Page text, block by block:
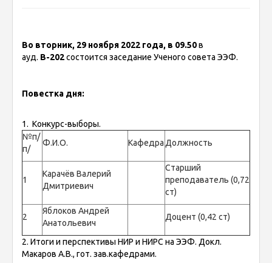
Во вторник, 29 ноября 2022 года, в 09.50в
ауд. В-202состоится заседание Ученого совета ЭЭФ.
Повестка дня:
1. Конкурс-выборы.
№п/
п/
Ф.И.О. КафедраДолжность
1
Карачёв Валерий
Дмитриевич
Старший
преподаватель (0,72
ст)
2
Яблоков Андрей
Анатольевич
Доцент (0,42 ст)
2. Итоги и перспективы НИР и НИРС на ЭЭФ. Докл.
Макаров А.В., гот. зав.кафедрами.